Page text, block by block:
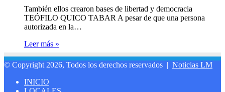
También ellos crearon bases de libertad y democracia
TEÓFILO QUICO TABAR A pesar de que una persona
autorizada en la…
Leer más »
© Copyright 2026, Todos los derechos reservados | Noticias LM
INICIO